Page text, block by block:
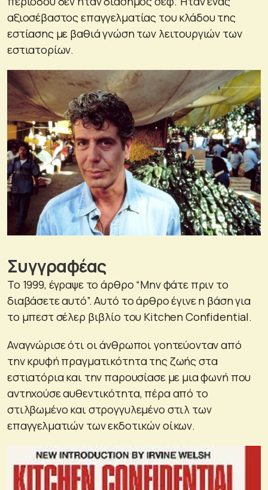
αξιοσέβαστος επαγγελματίας του κλάδου της
εστίασης με βαθιά γνώση των λειτουργιών των
εστιατορίων.
Συγγραφέας
Το 1999, έγραψε το άρθρο “Μην φάτε πριν το
διαβάσετε αυτό”. Αυτό το άρθρο έγινε η βάση για
το μπεστ σέλερ βιβλίο του Kitchen Confidential.
Αναγνώρισε ότι οι άνθρωποι γοητεύονταν από
την κρυφή πραγματικότητα της ζωής στα
εστιατόρια και την παρουσίασε με μια φωνή που
αντηχούσε αυθεντικότητα, πέρα από το
στιλβωμένο και στρογγυλεμένο στιλ των
επαγγελματιών των εκδοτικών οίκων.